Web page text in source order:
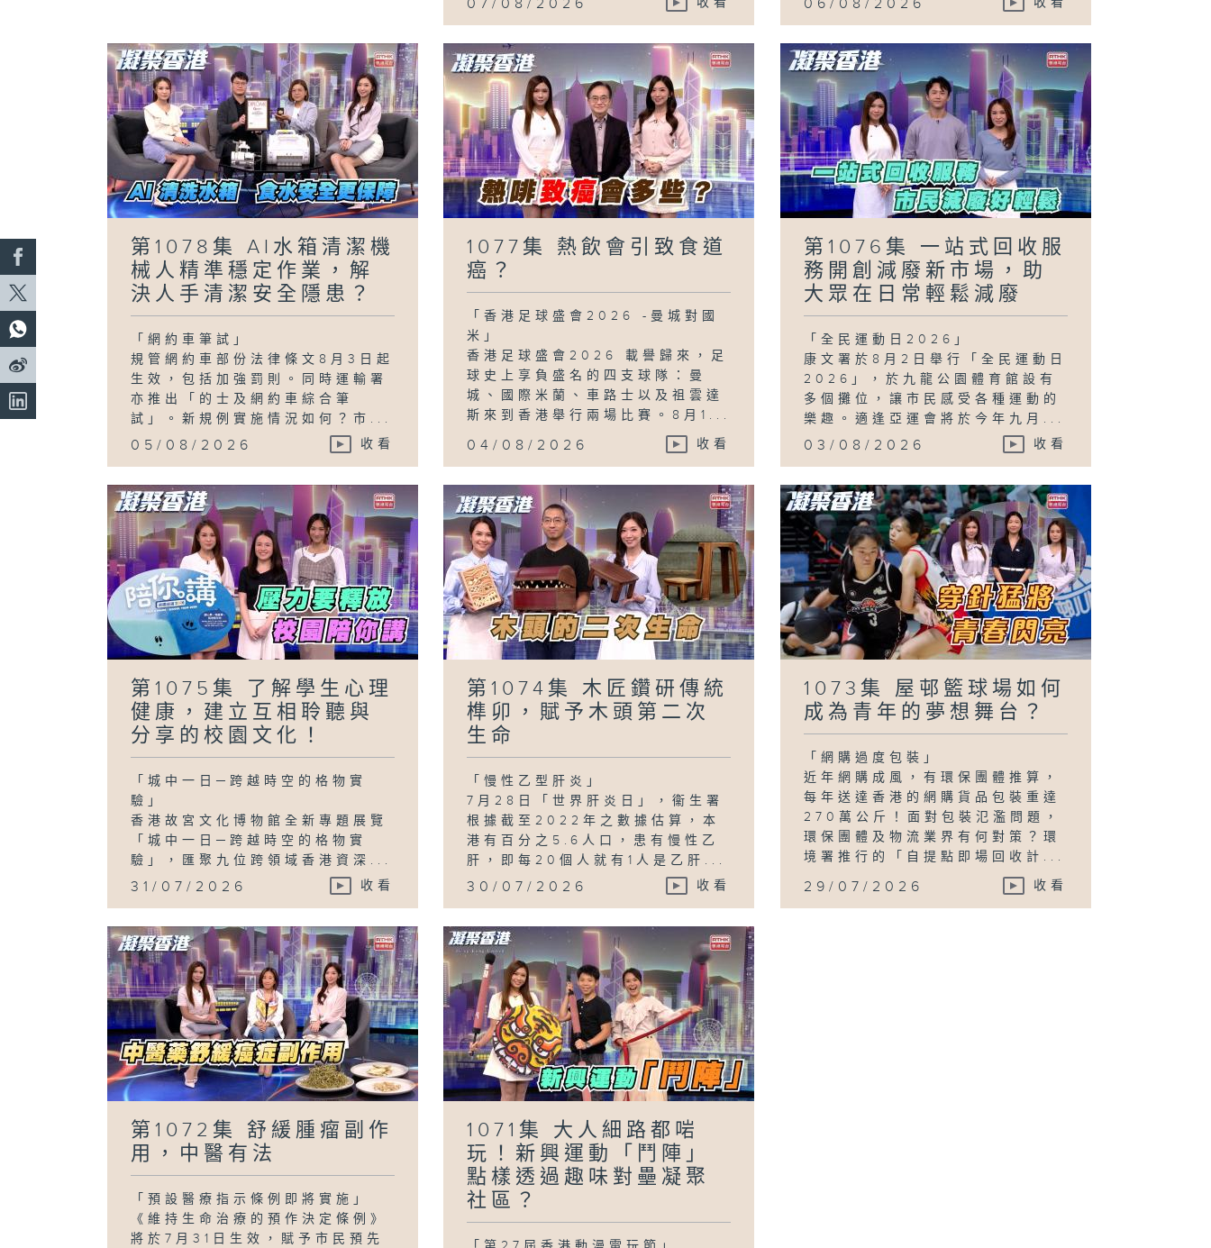
07/08/2026 06/08/2026
第1078集 AI水箱清潔機
械人精準穩定作業，解
決人手清潔安全隱患？
「網約車筆試」
規管網約車部份法律條文8月3日起
生效，包括加強罰則。同時運輸署
亦推出「的士及網約車綜合筆
試」。新規例實施情況如何？市...
05/08/2026 收看
1077集 熱飲會引致食道
癌？
「香港足球盛會2026 -曼城對國
米」
香港足球盛會2026 載譽歸來，足
球史上享負盛名的四支球隊：曼
城、國際米蘭、車路士以及祖雲達
斯來到香港舉行兩場比賽。8月1...
04/08/2026 收看
第1076集 一站式回收服
務開創減廢新市場，助
大眾在日常輕鬆減廢
「全民運動日2026」
康文署於8月2日舉行「全民運動日
2026」，於九龍公園體育館設有
多個攤位，讓市民感受各種運動的
樂趣。適逢亞運會將於今年九月...
03/08/2026 收看
第1075集 了解學生心理
健康，建立互相聆聽與
分享的校園文化！
「城中一日─跨越時空的格物實
驗」
香港故宮文化博物館全新專題展覽
「城中一日─跨越時空的格物實
驗」，匯聚九位跨領域香港資深...
31/07/2026 收看
第1074集 木匠鑽研傳統
榫卯，賦予木頭第二次
生命
「慢性乙型肝炎」
7月28日「世界肝炎日」，衞生署
根據截至2022年之數據估算，本
港有百分之5.6人口，患有慢性乙
肝，即每20個人就有1人是乙肝...
30/07/2026 收看
1073集 屋邨籃球場如何
成為青年的夢想舞台？
「網購過度包裝」
近年網購成風，有環保團體推算，
每年送達香港的網購貨品包裝重達
270萬公斤！面對包裝氾濫問題，
環保團體及物流業界有何對策？環
境署推行的「自提點即場回收計...
29/07/2026 收看
第1072集 舒緩腫瘤副作
用，中醫有法
「預設醫療指示條例即將實施」
《維持生命治療的預作決定條例》
將於7月31日生效，賦予市民預先
1071集 大人細路都啱
玩！新興運動「鬥陣」
點樣透過趣味對壘凝聚
社區？